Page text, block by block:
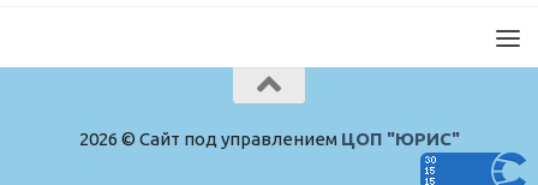
2026 © Сайт под управлением ЦОП "ЮРИС"